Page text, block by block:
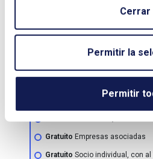
Cerrar
Permitir la
Permitir
Derecho de la Energía - AEDEN
Tipo de actividad
COSTE
Gratuito Empresas asociadas
Gratuito Socio individual, con